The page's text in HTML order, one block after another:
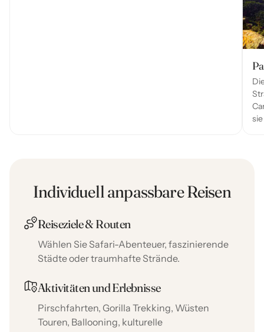
Individuell anpassbare Reisen
Reiseziele & Routen
Wählen Sie Safari-Abenteuer, faszinierende
Städte oder traumhafte Strände.
Aktivitäten und Erlebnisse
Pirschfahrten, Gorilla Trekking, Wüsten
Touren, Ballooning, kulturelle